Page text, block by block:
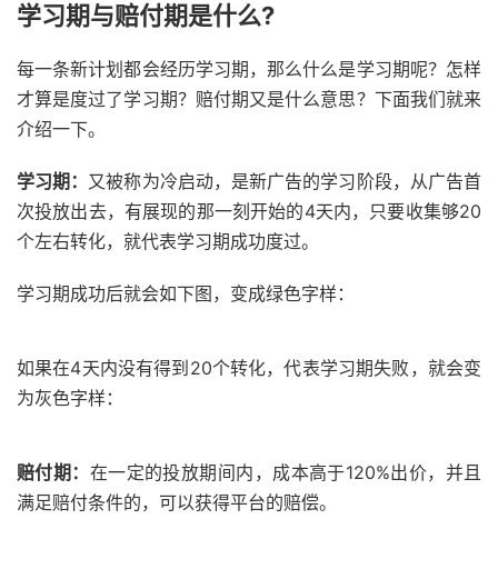
学习期与赔付期是什么?
每一条新计划都会经历学习期，那么什么是学习期呢？怎样
才算是度过了学习期？赔付期又是什么意思？下面我们就来
介绍一下。
学习期： 又被称为冷启动，是新广告的学习阶段，从广告首
次投放出去，有展现的那一刻开始的4天内，只要收集够20
个左右转化，就代表学习期成功度过。
学习期成功后就会如下图，变成绿色字样：
如果在4天内没有得到20个转化，代表学习期失败，就会变
为灰色字样：
赔付期： 在一定的投放期间内，成本高于120%出价，并且
满足赔付条件的，可以获得平台的赔偿。